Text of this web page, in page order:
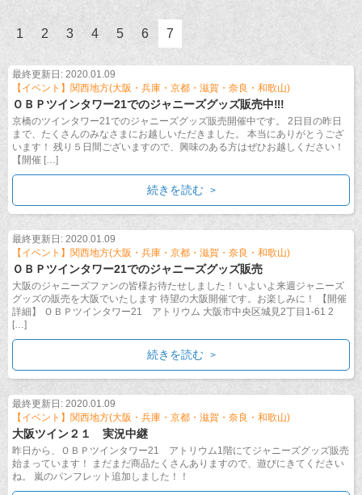
1 2 3 4 5 6 7
最終更新日: 2020.01.09
【イベント】関西地方(大阪・兵庫・京都・滋賀・奈良・和歌山)
ＯＢＰツインタワー21でのジャニーズグッズ販売中‼!
京橋のツインタワー21でのジャニーズグッズ販売開催中です。 2日目の昨日
まで、たくさんのみなさまにお越しいただきました。 本当にありがとうござ
います！ 残り５日間ございますので、興味のある方はぜひお越しください！
【開催 […]
続きを読む
最終更新日: 2020.01.09
【イベント】関西地方(大阪・兵庫・京都・滋賀・奈良・和歌山)
ＯＢＰツインタワー21でのジャニーズグッズ販売
大阪のジャニーズファンの皆様お待たせしました！ いよいよ来週ジャニーズ
グッズの販売を大阪でいたします 待望の大阪開催です。お楽しみに！ 【開催
詳細】 ＯＢＰツインタワー21 アトリウム 大阪市中央区城見2丁目1-61 2
[…]
続きを読む
最終更新日: 2020.01.09
【イベント】関西地方(大阪・兵庫・京都・滋賀・奈良・和歌山)
大阪ツイン２１ 実況中継
昨日から、ＯＢＰツインタワー21 アトリウム1階にてジャニーズグッズ販売
始まっています！ まだまだ商品たくさんありますので、遊びにきてください
ね。 嵐のパンフレット追加しました！！